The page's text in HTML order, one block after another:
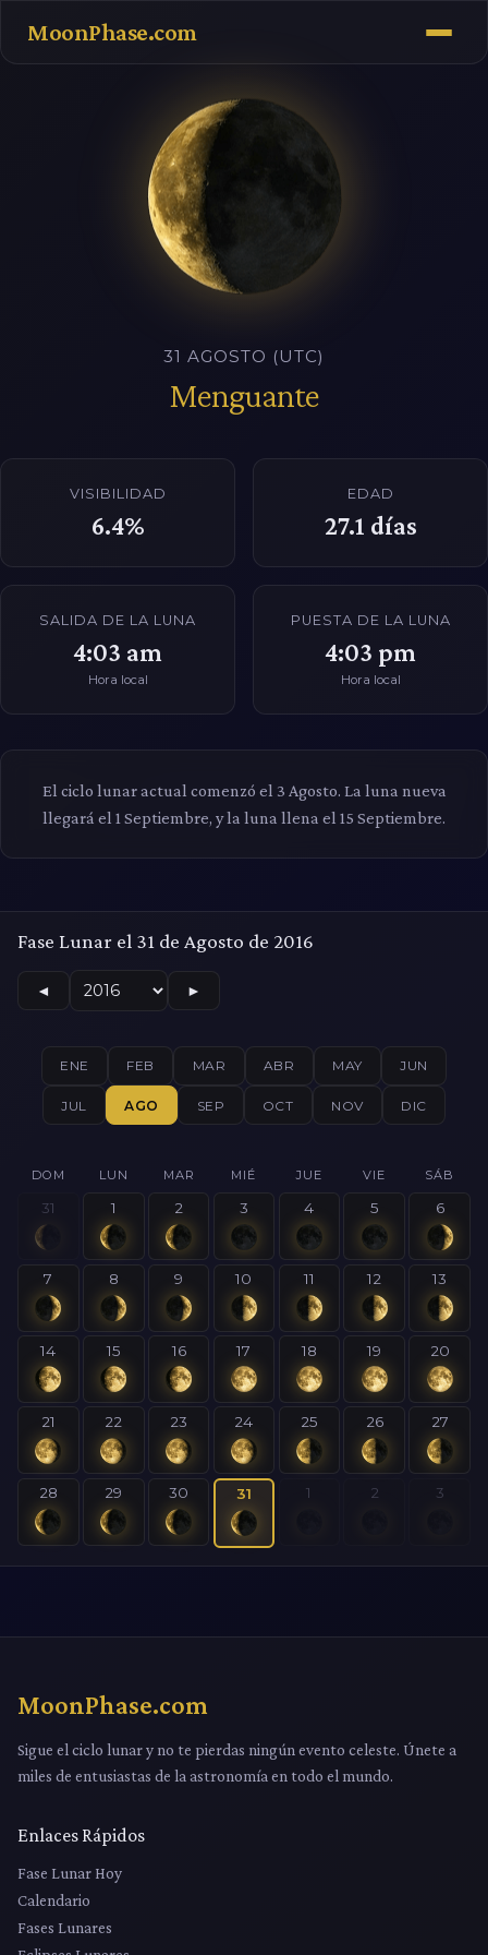
MoonPhase.com
31 AGOSTO (UTC)
Menguante
VISIBILIDAD
6.4%
EDAD
27.1 días
SALIDA DE LA LUNA
4:03 am
Hora local
PUESTA DE LA LUNA
4:03 pm
Hora local
El ciclo lunar actual comenzó el 3 Agosto. La luna nueva
llegará el 1 Septiembre, y la luna llena el 15 Septiembre.
Fase Lunar el 31 de Agosto de 2016
◄ ►
ENE FEB MAR ABR MAY JUN
JUL AGO SEP OCT NOV DIC
DOM LUN MAR MIÉ JUE VIE SÁB
31 1 2 3 4 5 6
7 8 9 10 11 12 13
14 15 16 17 18 19 20
21 22 23 24 25 26 27
28 29 30 31 1 2 3
MoonPhase.com
Sigue el ciclo lunar y no te pierdas ningún evento celeste. Únete a
miles de entusiastas de la astronomía en todo el mundo.
Enlaces Rápidos
Fase Lunar Hoy
Calendario
Fases Lunares